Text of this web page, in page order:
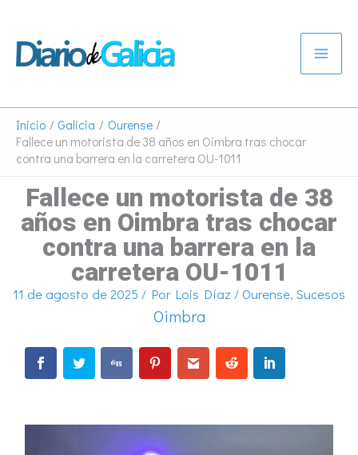
contenido
Inicio Galicia
Ourense
Fallece un motorista de 38 años en Oimbra tras chocar
contra una barrera en la carretera OU-1011
Fallece un motorista de 38
años en Oimbra tras chocar
contra una barrera en la
carretera OU-1011
11 de agosto de 2025 / Por Lois Díaz /Ourense, Sucesos
Oimbra